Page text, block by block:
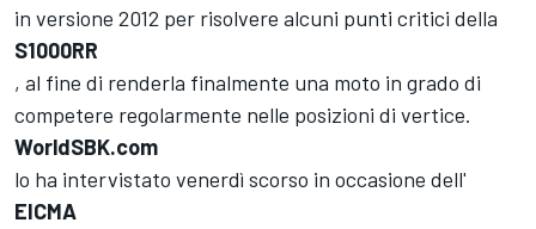
in versione 2012 per risolvere alcuni punti critici della
S1000RR
, al fine di renderla finalmente una moto in grado di
competere regolarmente nelle posizioni di vertice.
WorldSBK.com
lo ha intervistato venerdì scorso in occasione dell'
EICMA